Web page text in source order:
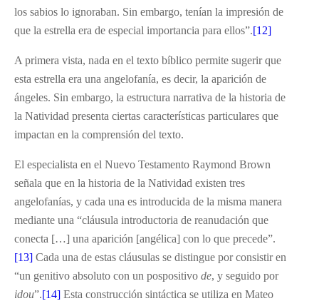
los sabios lo ignoraban. Sin embargo, tenían la impresión de
que la estrella era de especial importancia para ellos”.[12]
A primera vista, nada en el texto bíblico permite sugerir que
esta estrella era una angelofanía, es decir, la aparición de
ángeles. Sin embargo, la estructura narrativa de la historia de
la Natividad presenta ciertas características particulares que
impactan en la comprensión del texto.
El especialista en el Nuevo Testamento Raymond Brown
señala que en la historia de la Natividad existen tres
angelofanías, y cada una es introducida de la misma manera
mediante una “cláusula introductoria de reanudación que
conecta […] una aparición [angélica] con lo que precede”.
[13] Cada una de estas cláusulas se distingue por consistir en
“un genitivo absoluto con un pospositivo de, y seguido por
idou”.[14] Esta construcción sintáctica se utiliza en Mateo